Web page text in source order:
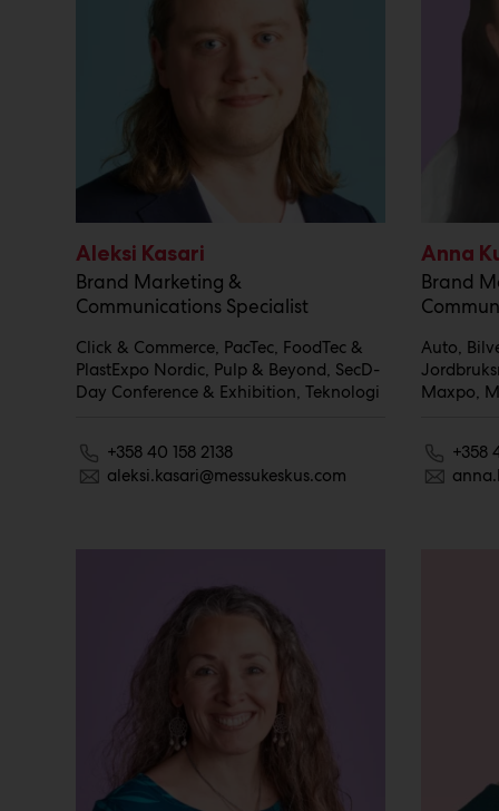
Aleksi Kasari
Brand Marketing &
Communications Specialist
Click & Commerce, PacTec, FoodTec &
PlastExpo Nordic, Pulp & Beyond, SecD-
Day Conference & Exhibition, Teknologi
+358 40 158 2138
aleksi.kasari@messukeskus.com
Anna
Brand
Auto,
Maxpo,
+358